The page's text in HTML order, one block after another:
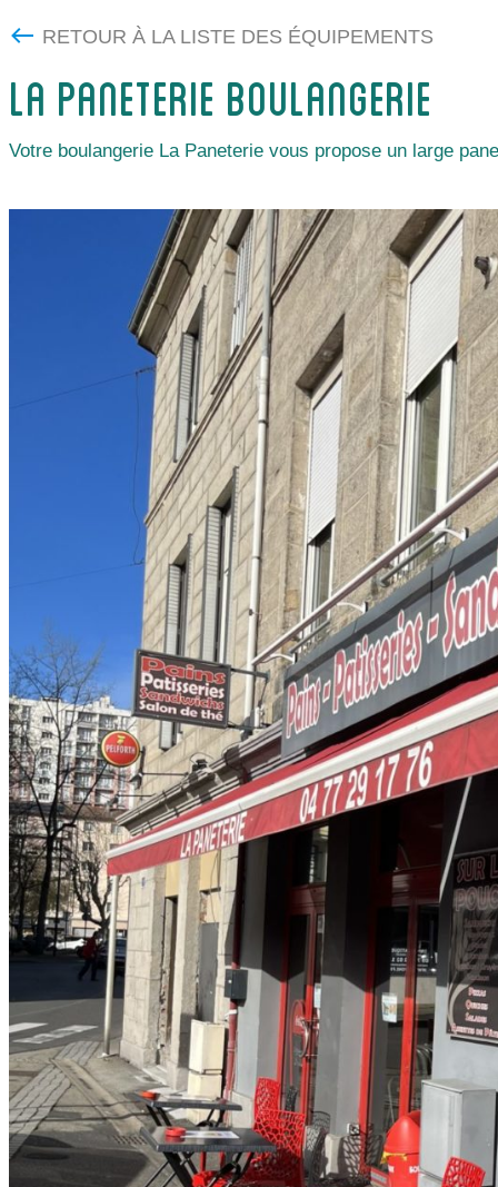
RETOUR À LA LISTE DES ÉQUIPEMENTS
LA PANETERIE BOULANGERIE
Votre boulangerie La Paneterie vous propose un large